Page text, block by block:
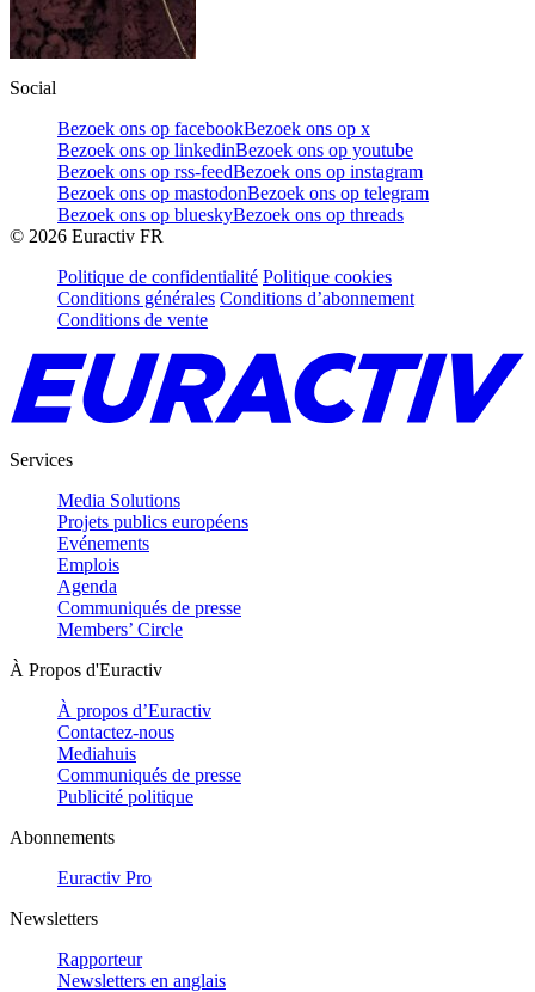
Social
Bezoek ons op facebookBezoek ons op x
Bezoek ons op linkedinBezoek ons op youtube
Bezoek ons op rss-feedBezoek ons op instagram
Bezoek ons op mastodonBezoek ons op telegram
Bezoek ons op blueskyBezoek ons op threads
© 2026 Euractiv FR
Politique de confidentialité Politique cookies
Conditions générales Conditions d’abonnement
Conditions de vente
Services
Media Solutions
Projets publics européens
Evénements
Emplois
Agenda
Communiqués de presse
Members’ Circle
À Propos d'Euractiv
À propos d’Euractiv
Contactez-nous
Mediahuis
Communiqués de presse
Publicité politique
Abonnements
Euractiv Pro
Newsletters
Rapporteur
Newsletters en anglais